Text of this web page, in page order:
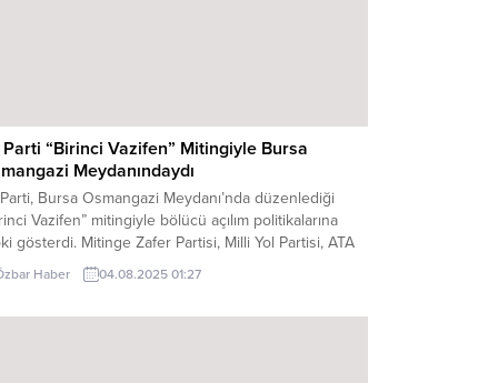
Parti “Birinci Vazifen” Mitingiyle Bursa
Meydanındaydı
Bursa Osmangazi Meydanı’nda düzenlediği
Vazifen” mitingiyle bölücü açılım politikalarına
gösterdi. Mitinge Zafer Partisi, Milli Yol Partisi, ATA
ve Bağımsız Türkiye Partisi de destek verdi.
Türk bayrakları ve “Birlikte başaracağız,
Haber 04.08.2025 01:27